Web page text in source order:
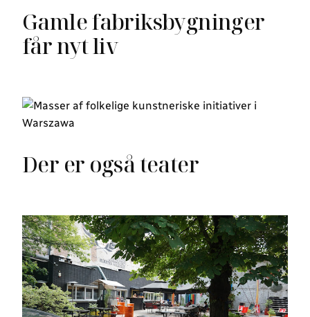
Gamle fabriksbygninger
får nyt liv
Der er også teater